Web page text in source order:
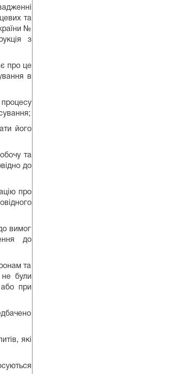
та
№
з
про це
в
його
та
до
про
вимог
до
та
були
або при
які